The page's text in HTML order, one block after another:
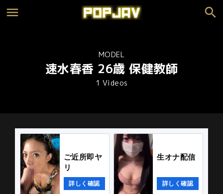
MODEL
速水春香 26歳 保健教師
1 Videos
ご近所即ヤ
リ
詳しく確認
生オナ配信
詳しく確認